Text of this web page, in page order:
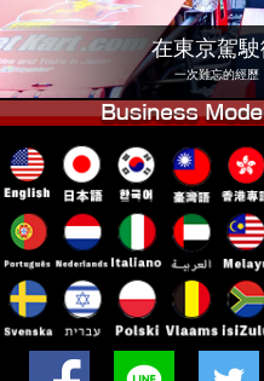
東京 澀谷分店
東京 淺草
沖繩
在東京駕
一次難忘的經歷